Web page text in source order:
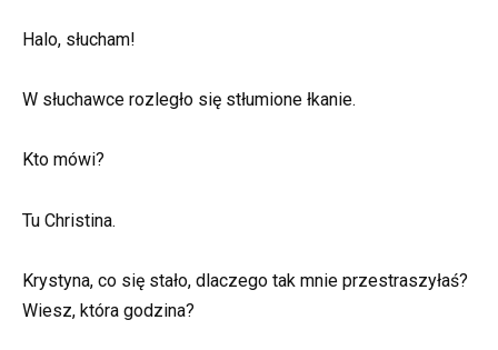
Halo, słucham!
W słuchawce rozległo się stłumione łkanie.
Kto mówi?
Tu Christina.
Krystyna, co się stało, dlaczego tak mnie przestraszyłaś?
Wiesz, która godzina?